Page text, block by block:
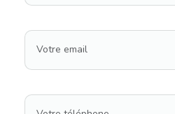
Votre email